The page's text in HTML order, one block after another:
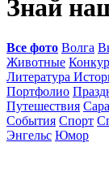
Знай
Все фото Волга
Животные
Литература
Портфолио
Путешествия
События Спорт
Энгельс Юмор